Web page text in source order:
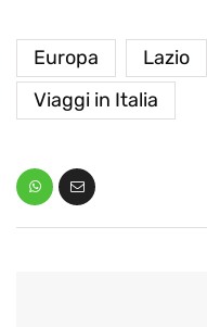
Europa Lazio
Viaggi in Italia